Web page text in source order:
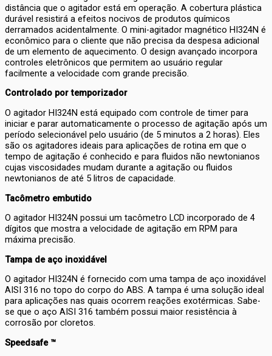
distância que o agitador está em operação. A cobertura plástica
durável resistirá a efeitos nocivos de produtos químicos
derramados acidentalmente. O mini-agitador magnético HI324N é
econômico para o cliente que não precisa da despesa adicional
de um elemento de aquecimento. O design avançado incorpora
controles eletrônicos que permitem ao usuário regular
facilmente a velocidade com grande precisão.
Controlado por temporizador
O agitador HI324N está equipado com controle de timer para
iniciar e parar automaticamente o processo de agitação após um
período selecionável pelo usuário (de 5 minutos a 2 horas). Eles
são os agitadores ideais para aplicações de rotina em que o
tempo de agitação é conhecido e para fluidos não newtonianos
cujas viscosidades mudam durante a agitação ou fluidos
newtonianos de até 5 litros de capacidade.
Tacômetro embutido
O agitador HI324N possui um tacômetro LCD incorporado de 4
dígitos que mostra a velocidade de agitação em RPM para
máxima precisão.
Tampa de aço inoxidável
O agitador HI324N é fornecido com uma tampa de aço inoxidável
AISI 316 no topo do corpo do ABS. A tampa é uma solução ideal
para aplicações nas quais ocorrem reações exotérmicas. Sabe-
se que o aço AISI 316 também possui maior resistência à
corrosão por cloretos.
Speedsafe ™